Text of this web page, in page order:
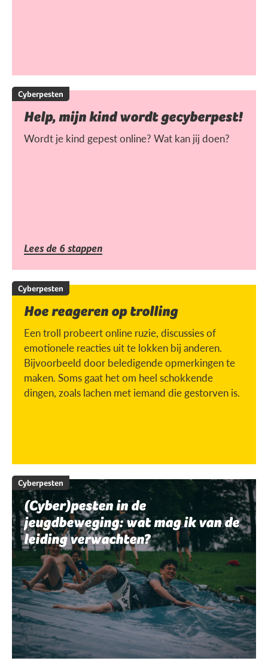
Cyberpesten
Help, mijn kind wordt gecyberpest!
Wordt je kind gepest online? Wat kan jij doen?
Lees de 6 stappen
Cyberpesten
Hoe reageren op trolling
Een troll probeert online ruzie, discussies of
emotionele reacties uit te lokken bij anderen.
Bijvoorbeeld door beledigende opmerkingen te
maken. Soms gaat het om heel schokkende
dingen, zoals lachen met iemand die gestorven is.
Cyberpesten
(Cyber)pesten in de
jeugdbeweging: wat mag ik van de
leiding verwachten?